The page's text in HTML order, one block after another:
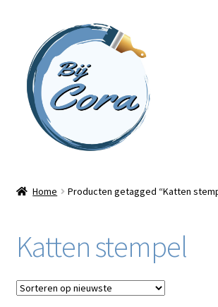
naar
navigatie
inhoud
Online cursussen
Shop
Home Producten getagged “Katten
Katten stempel